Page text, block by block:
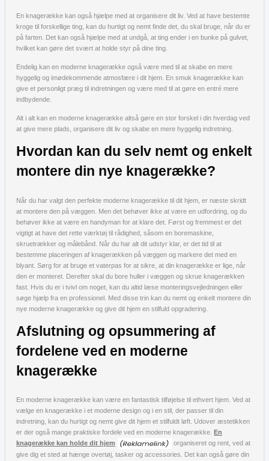
En knagerække kan også hjælpe med at organisere dit liv. Ved at have bestemte
kroge til forskellige ting, kan du hurtigt og nemt finde det, du skal bruge, når du er
på farten. Det kan også hjælpe med at undgå, at ting ender i en bunke på gulvet,
hvilket kan gøre det svært at holde styr på dine ting.
Endelig kan en moderne knagerække også være med til at skabe en mere
hyggelig og imødekommende atmosfære i dit hjem. En smuk knagerække kan
give et personligt præg til indretningen og være med til at gøre en entré mere
indbydende.
Alt i alt kan en moderne knagerække altså gøre en stor forskel i din hverdag ved
at give mere plads, organisere dit liv og skabe en mere hyggelig indretning.
Hvordan kan du selv nemt og enkelt
montere din nye knagerække?
Når du har valgt den perfekte moderne knagerække til dit hjem, er næste skridt
at montere den på væggen. Men det behøver ikke at være en udfordring, og du
behøver ikke at være en handyman for at klare det. Først og fremmest er det
vigtigt at have det rette værktøj til rådighed, såsom en boremaskine,
skruetrækker og målebånd. Når du har alt dit udstyr klar, er det tid til at
bestemme placeringen af knagerækken på væggen og markere det med en
blyant. Sørg for at bruge et vaterpas for at sikre, at din knagerække er lige, når
den er monteret. Derefter skal du bore huller i væggen og skrue knagerækken
fast. Hvis du er i tvivl om noget, kan du altid læse monteringsvejledningen eller
søge hjælp fra en professionel. Med disse trin kan du nemt og enkelt montere din
nye moderne knagerække og give dit hjem en stilfuld opgradering.
Afslutning og opsummering af
fordelene ved en moderne
knagerække
En moderne knagerække kan være en fantastisk tilføjelse til ethvert hjem. Ved at
vælge en knagerække i et moderne design og i en stil, der passer til din
indretning, kan du hurtigt og nemt give dit hjem et stilfuldt løft. Udover æstetikken
er der også mange praktiske fordele ved en moderne knagerække.
En
knagerække kan holde dit hjem
organiseret og rent, ved at
give dig et sted at hænge overtøj, tasker og accessories. Det kan også gøre din